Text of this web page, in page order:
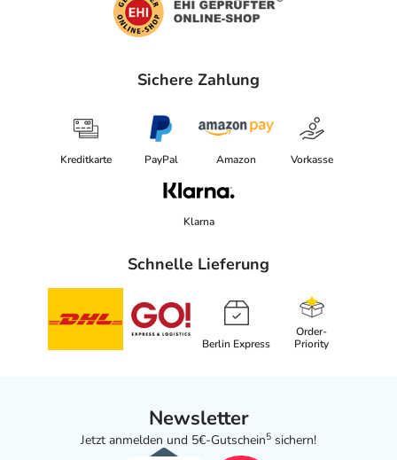
Sichere Zahlung
Kreditkarte PayPal Amazon Vorkasse
Klarna
Schnelle Lieferung
Berlin Express
Order-
Priority
Newsletter
Jetzt anmelden und 5€-Gutschein5 sichern!